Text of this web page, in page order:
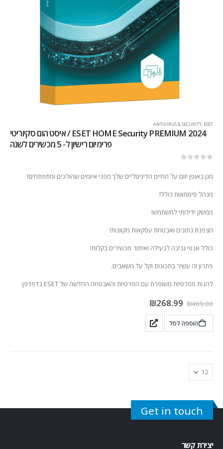
ANTIVIRUS & SECURITY, ESET
2024 ESET HOME Security PREMIUM / איסט הום סקיוריטי
פרימיום רישיון ל- 5 מכשירים לשנה
מגן באופן יזום על החיים הדיגיטליים שלך מפני איומים שהולכים ומתפתחים!
מנהל סיסמאות כולל!
ממשק ידידותי למשתמש!
הצפנת נתונים ואבטחת עסקאות מקוונות!
כולל אנטי גניבה לנעילה ואיתור מכשירים בקלות!
פתרון זה עשיר בתכונות וקל על משאבים.
להנות מפרטיות משופרת עם הפרטיות והאבטחה החדשה של ESET בדפדפן.
₪469.00
₪268.99
הוספה לסל
Get in touch
יצירת קשר